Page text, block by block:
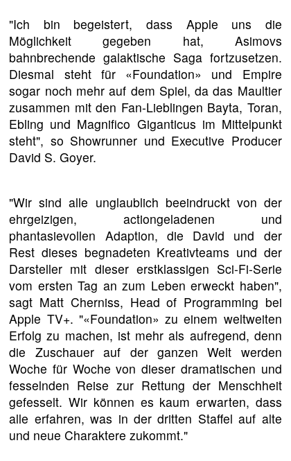
"Ich bin begeistert, dass Apple uns die
Möglichkeit gegeben hat, Asimovs
bahnbrechende galaktische Saga fortzusetzen.
Diesmal steht für «Foundation» und Empire
sogar noch mehr auf dem Spiel, da das Maultier
zusammen mit den Fan-Lieblingen Bayta, Toran,
Ebling und Magnifico Giganticus im Mittelpunkt
steht", so Showrunner und Executive Producer
David S. Goyer.
"Wir sind alle unglaublich beeindruckt von der
ehrgeizigen, actiongeladenen und
phantasievollen Adaption, die David und der
Rest dieses begnadeten Kreativteams und der
Darsteller mit dieser erstklassigen Sci-Fi-Serie
vom ersten Tag an zum Leben erweckt haben",
sagt Matt Cherniss, Head of Programming bei
Apple TV+. "«Foundation» zu einem weltweiten
Erfolg zu machen, ist mehr als aufregend, denn
die Zuschauer auf der ganzen Welt werden
Woche für Woche von dieser dramatischen und
fesselnden Reise zur Rettung der Menschheit
gefesselt. Wir können es kaum erwarten, dass
alle erfahren, was in der dritten Staffel auf alte
und neue Charaktere zukommt."